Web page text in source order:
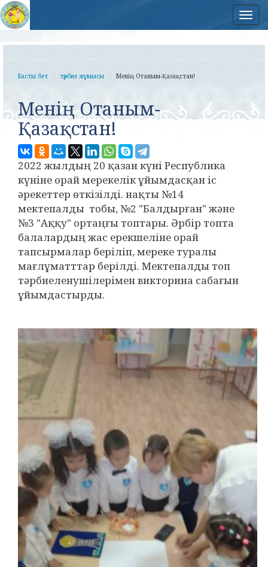
Басты бет тәрбие жұмысы Менің Отаным-Қазақстан!
Менің Отаным-
Қазақстан!
2022 жылдың 20 қазан күні Республика
күніне орай мерекелік ұйымдасқан іс
әрекеттер өткізілді. нақты №14
мектепалды тобы, №2 "Балдырған" және
№3 "Аққу" ортаңғы топтары. Әрбір топта
балалардың жас ерекшеліне орай
тапсырмалар беріліп, мереке туралы
мағлұматттар берілді. Мектепалды топ
тәрбиеленушілерімен викторина сабағын
ұйымдастырды.